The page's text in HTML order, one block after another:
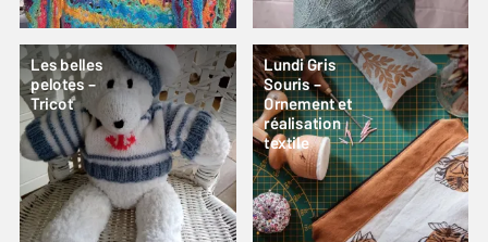
Les belles
pelotes –
Tricot
Lundi Gris
Souris –
Ornement et
réalisation
textile